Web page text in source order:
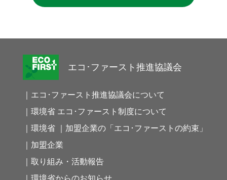
エコ･ファースト推進協議会
｜エコ･ファースト推進協議会について
｜環境省 エコ･ファースト制度について
｜環境省 ｜加盟企業の「エコ･ファーストの約束」
｜加盟企業
｜取り組み・活動報告
｜環境省からのお知らせ